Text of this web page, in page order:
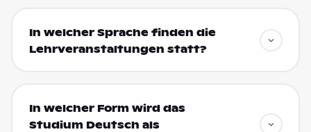
In welcher Sprache finden die
Lehrveranstaltungen statt?
In welcher Form wird das
Studium Deutsch als